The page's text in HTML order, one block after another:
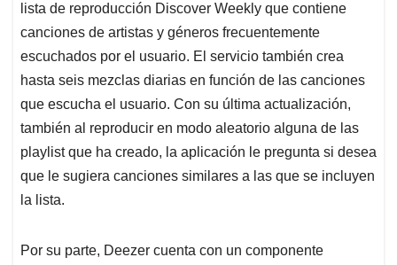
lista de reproducción Discover Weekly que contiene
canciones de artistas y géneros frecuentemente
escuchados por el usuario. El servicio también crea
hasta seis mezclas diarias en función de las canciones
que escucha el usuario. Con su última actualización,
también al reproducir en modo aleatorio alguna de las
playlist que ha creado, la aplicación le pregunta si desea
que le sugiera canciones similares a las que se incluyen
la lista.
Por su parte, Deezer cuenta con un componente